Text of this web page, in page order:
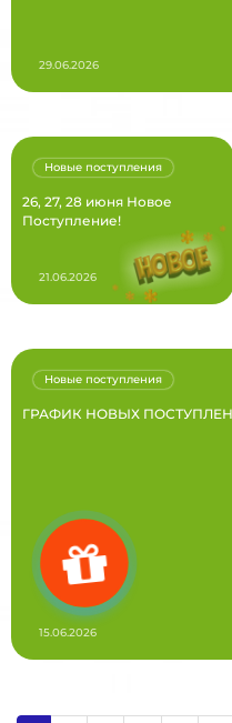
29.06.2026
26, 27, 28 июня Новое
Поступление!
Новые поступления
21.06.2026
ГРАФИК НОВЫХ
Новые поступления
15.06.2026